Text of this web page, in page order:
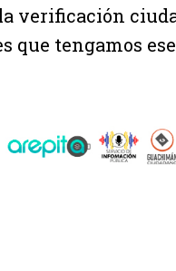
verificación
que tengamos ese